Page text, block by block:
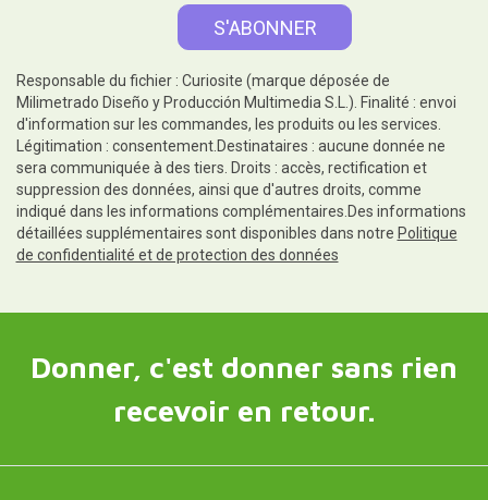
Responsable du fichier : Curiosite (marque déposée de
Milimetrado Diseño y Producción Multimedia S.L.). Finalité : envoi
d'information sur les commandes, les produits ou les services.
Légitimation : consentement.Destinataires : aucune donnée ne
sera communiquée à des tiers. Droits : accès, rectification et
suppression des données, ainsi que d'autres droits, comme
indiqué dans les informations complémentaires.Des informations
détaillées supplémentaires sont disponibles dans notre Politique
de confidentialité et de protection des données
Donner, c'est donner sans rien
recevoir en retour.